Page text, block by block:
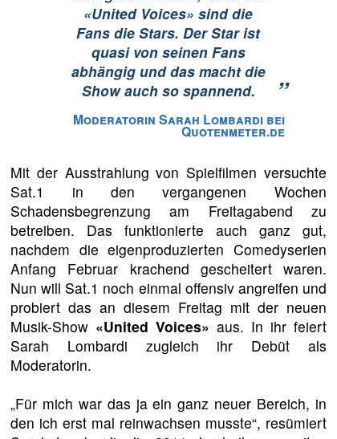
«United Voices» sind die
Fans die Stars. Der Star ist
quasi von seinen Fans
abhängig und das macht die
Show auch so spannend.
”
Moderatorin Sarah Lombardi bei
Quotenmeter.de
Mit der Ausstrahlung von Spielfilmen versuchte
Sat.1 in den vergangenen Wochen
Schadensbegrenzung am Freitagabend zu
betreiben. Das funktionierte auch ganz gut,
nachdem die eigenproduzierten Comedyserien
Anfang Februar krachend gescheitert waren.
Nun will Sat.1 noch einmal offensiv angreifen und
probiert das an diesem Freitag mit der neuen
Musik-Show «United Voices» aus. In ihr feiert
Sarah Lombardi zugleich ihr Debüt als
Moderatorin.
„Für mich war das ja ein ganz neuer Bereich, in
den ich erst mal reinwachsen musste“, resümiert